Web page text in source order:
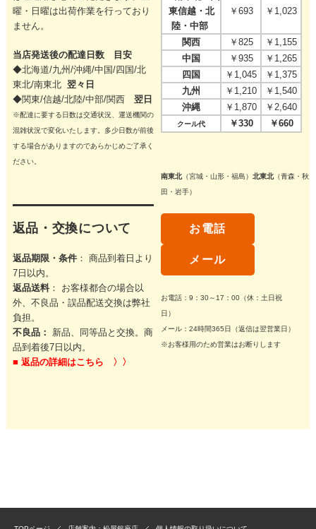
曜・日曜は出荷作業を行っており
ません。
当店発送後の配達日数 目安
◆北海道/九州/沖縄/中国/四国/北
東北/南東北 翌々日
◆関東/信越/北陸/中部/関西 翌日
※配達に要する日数は交通状況、運送機関の
混雑状況で変化いたします。多少日数が前後
する場合がありますのであらかじめご了承く
ださい。
返品・交換について
返品期限・条件： 商品到着日より
7日以内。
返品送料： お客様都合の場合以
外、不良品・誤品配送交換は弊社
負担。
不良品：
新品、同等品と交換。商
品到着後7日以内。
■ 返品の詳細はこちら 〉〉
東信越・北
陸・中部
￥693 ￥1,023
関西 ￥825
￥1,155
中国
￥935
￥1,265
四国
￥1,045
￥1,375
九州
￥1,210
￥1,540
沖縄
￥1,870 ￥2,640
クール代 ￥330 ￥660
南東北（宮城・山形・福島）北東北（青森・秋
田・岩手）
お電話
メール
お電話：9：30～17：00（休：土日祝
日）
メール：24時間365日（返信は翌営業日）
※お客様用のため営業はお断りします